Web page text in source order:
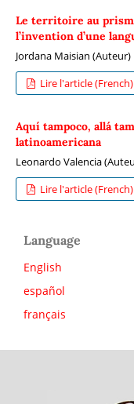
Le territoire au
l’invention d’une
Jordana Maisian (Auteur)
Lire l'article (French)
Aquí tampoco, allá
latinoamericana
Leonardo Valencia
Lire l'article (French)
Language
English
español
français